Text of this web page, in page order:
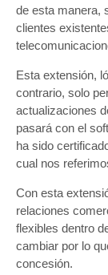
de esta manera,
clientes
Esta extensión,
contrario, solo
actualizaciones
pasará con el
ha sido
cual nos
Con esta
relaciones
flexibles dentro
cambiar por lo
concesión.